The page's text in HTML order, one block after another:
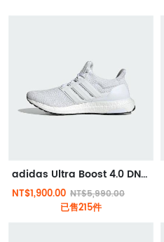
adidas Ultra Boost 4.0 DNA 跑鞋 白色
NT$1,900.00 NT$5,990.00
已售215件